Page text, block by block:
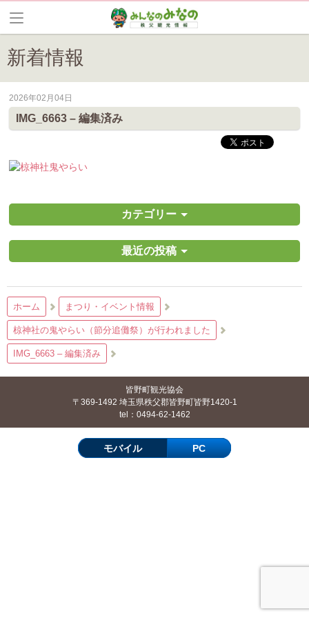
新着情報
皆野町のイベントやお祭り、花情報等の最新情報や観光協会会員情報
2026年02月04日
IMG_6663 – 編集済み
カテゴリー
最近の投稿
ホーム まつり・イベント情報
椋神社の鬼やらい（節分追儺祭）が行われました
IMG_6663 – 編集済み
皆野町観光協会
〒369-1492 埼玉県秩父郡皆野町皆野1420-1
tel：0494-62-1462
モバイル PC